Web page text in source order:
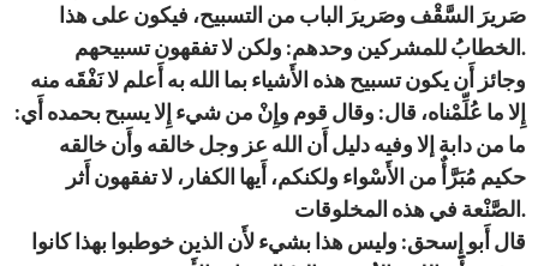
صَريرَ السَّقْف وصَريرَ الباب من التسبيح، فيكون على هذا
الخطابُ للمشركين وحدهم: ولكن لا تفقهون تسبيحهم.
وجائز أَن يكون تسبيح هذه الأَشياء بما الله به أَعلم لا نَفْقَه منه
إِلا ما عُلِّمْناه، قال: وقال قوم وإِنْ من شيء إِلا يسبح بحمده أَي:
ما من دابة إلا وفيه دليل أَن الله عز وجل خالقه وأَن خالقه
حكيم مُبَرَّأٌ من الأَسْواء ولكنكم، أَيها الكفار، لا تفقهون أَثر
الصَّنْعة في هذه المخلوقات.
قال أَبو إِسحق: وليس هذا بشيء لأَن الذين خوطبوا بهذا كانوا